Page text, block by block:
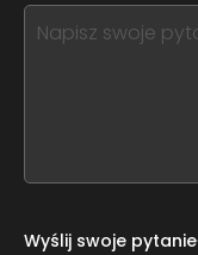
this,
leave
Wyślij swoje pytanie